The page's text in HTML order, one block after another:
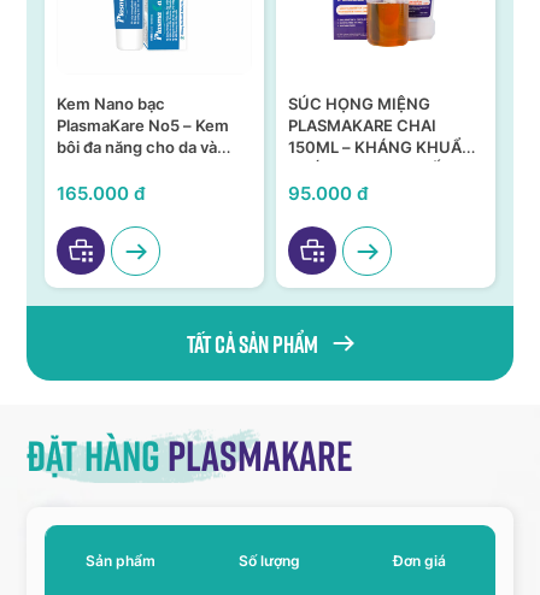
Kem Nano bạc
PlasmaKare No5 – Kem
bôi đa năng cho da và
165.000 đ
SÚC HỌNG MIỆNG
PLASMAKARE CHAI
150ML – KHÁNG KHUẨN,
VIÊM TẠI HỌNG MIỆNG
95.000 đ
Tất cả sản phẩm
Đặt hàngPlasmakare
Sản phẩm Số lượng Đơn giá